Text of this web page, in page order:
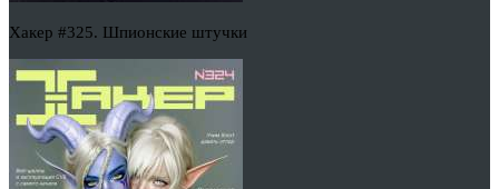
Хакер #325. Шпионские штучки